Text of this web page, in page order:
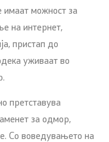
имаат можност за
на интернет,
пристап до
уживаат во
претставува
за одмор,
Со воведувањето на